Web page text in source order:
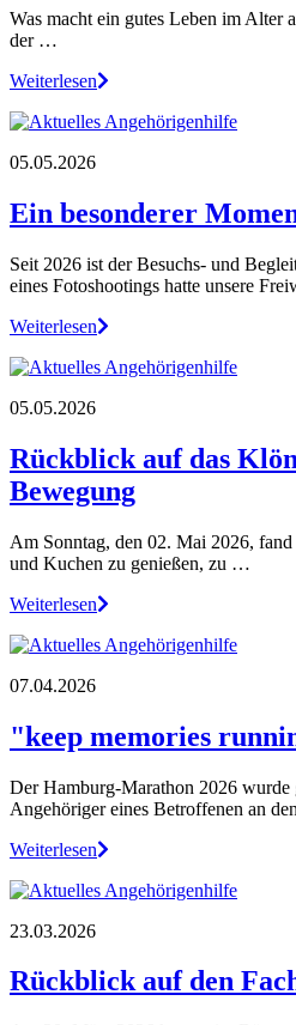
Was macht ein gutes Leben im Alter
der …
Weiterlesen
05.05.2026
Ein besonderer
Seit 2026 ist der Besuchs- und
eines Fotoshootings hatte unsere
Weiterlesen
05.05.2026
Rückblick auf das
Bewegung
Am Sonntag, den 02. Mai 2026,
und Kuchen zu genießen, zu …
Weiterlesen
07.04.2026
"keep memories
Der Hamburg‑Marathon 2026
Angehöriger eines Betroffenen an
Weiterlesen
23.03.2026
Rückblick auf den